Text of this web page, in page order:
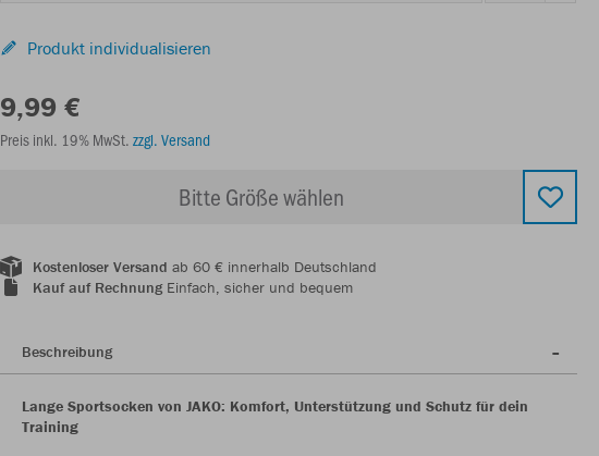
Produkt individualisieren
9,99 €
Preis inkl. 19% MwSt. zzgl. Versand
Bitte Größe wählen
Kostenloser Versand ab 60 € innerhalb Deutschland
Kauf auf RechnungEinfach, sicher und bequem
Beschreibung
Lange Sportsocken von JAKO: Komfort, Unterstützung und Schutz für dein
Training